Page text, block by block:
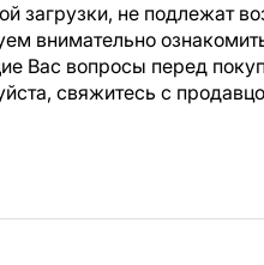
загрузки, не подлежат
внимательно
Вас вопросы перед
свяжитесь с